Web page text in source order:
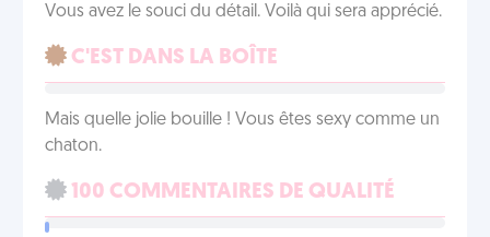
Vous avez le souci du détail. Voilà qui sera apprécié.
C'EST DANS LA BOÎTE
Mais quelle jolie bouille ! Vous êtes sexy comme un
chaton.
100 COMMENTAIRES DE QUALITÉ